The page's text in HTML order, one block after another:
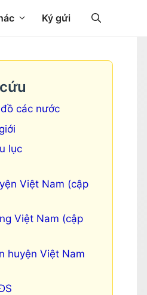
Ký gửi
các nước
lục
Việt Nam (cập
Việt Nam (cập
huyện Việt Nam